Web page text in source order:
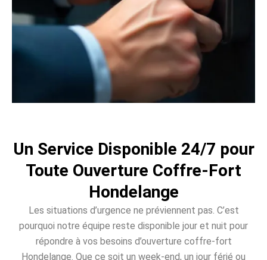
Un Service Disponible 24/7 pour
Toute Ouverture Coffre-Fort
Hondelange
Les situations d’urgence ne préviennent pas. C’est
pourquoi notre équipe reste disponible jour et nuit pour
répondre à vos besoins d’ouverture coffre-fort
Hondelange. Que ce soit un week-end, un jour férié ou